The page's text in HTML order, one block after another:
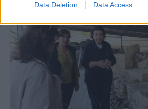
Data Deletion Data Access